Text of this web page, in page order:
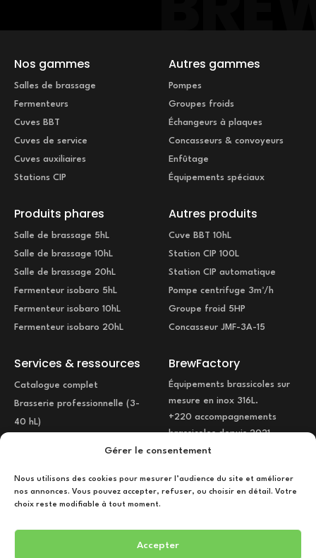
Gérer le consentement
Nous utilisons des cookies pour mesurer l’audience du site et améliorer
nos annonces. Vous pouvez accepter, refuser, ou choisir en détail. Votre
choix reste modifiable à tout moment.
Accepter
Nos gammes
Salles de brassage
Fermenteurs
Cuves BBT
Cuves de service
Cuves auxiliaires
Stations CIP
Autres gammes
Pompes
Groupes froids
Échangeurs à plaques
Concasseurs & convoyeurs
Enfûtage
Équipements spéciaux
Produits phares
Salle de brassage 5hL
Salle de brassage 10hL
Salle de brassage 20hL
Fermenteur isobaro 5hL
Fermenteur isobaro 10hL
Fermenteur isobaro 20hL
Autres produits
Cuve BBT 10hL
Station CIP 100L
Station CIP automatique
Pompe centrifuge 3m³/h
Groupe froid 5HP
Concasseur JMF-3A-15
Services & ressources
Catalogue complet
Brasserie professionnelle (3-
40 hL)
Accompagnement brassicole
Conseil & audit
Audit de brasserie
BrewFactory
Équipements brassicoles sur
mesure en inox 316L.
+220 accompagnements
brassicoles depuis 2021.
Luxembourg · Suisse
06.63.71.48.37